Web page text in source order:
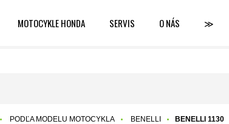
MOTOCYKLE HONDA SERVIS O NÁS ≫
PODĽA MODELU MOTOCYKLA BENELLI BENELLI 1130